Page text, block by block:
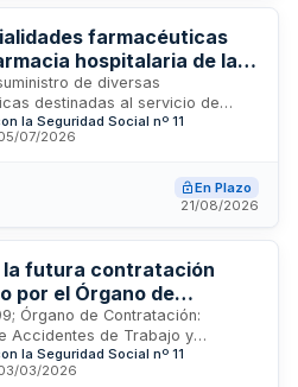
requiriéndose el
especificaciones técnicas
Técnicas.
farmacéuticas
hospitalaria de la
de Trabajo y
nº 11 en Zaragoza
de diversas
destinadas al servicio de
de Accidentes de
de la Seguridad
y productos
atender la demanda asistencial
de contratación del
seguridad y sanidad.
la Seguridad Social nº 11
07/2026
En Plazo
21/08/2026
la futura contratación
por el Órgano de
lo largo del ejercicio
nutrición enteral y
su administración,
Órgano de Contratación:
Accidentes de Trabajo y
de la Seguridad Social nº 11;
la Seguridad Social nº 11
03/2026